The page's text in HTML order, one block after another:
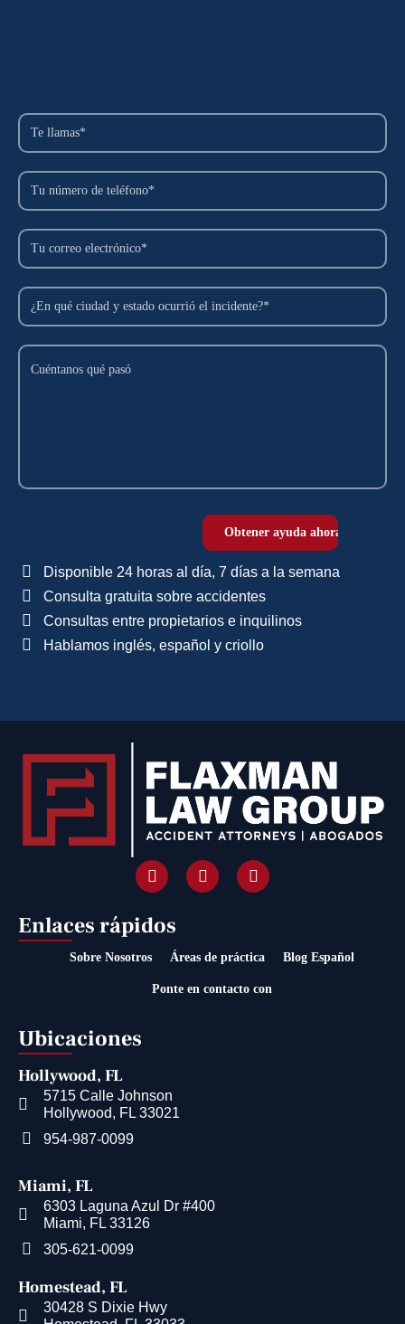
Disponible 24 horas al día, 7 días a la semana
Consulta gratuita sobre accidentes
Consultas entre propietarios e inquilinos
Hablamos inglés, español y criollo
Enlaces rápidos
Sobre Nosotros Áreas de práctica Blog Español
Ponte en contacto con
Ubicaciones
Hollywood, FL
5715 Calle Johnson
Hollywood, FL 33021
954-987-0099
Miami, FL
6303 Laguna Azul Dr #400
Miami, FL 33126
305-621-0099
Homestead, FL
30428 S Dixie Hwy